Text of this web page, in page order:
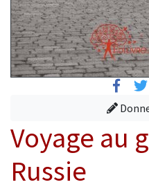
Voyage au
Russie